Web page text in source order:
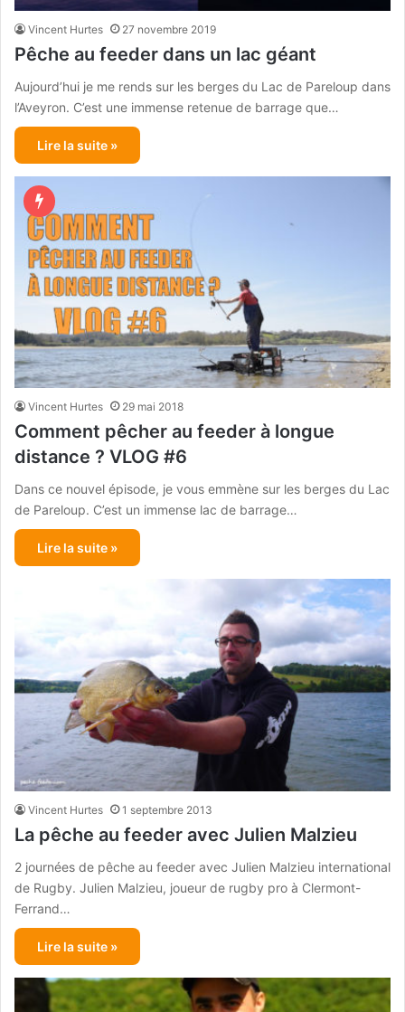
Vincent Hurtes 27 novembre 2019
Pêche au feeder dans un lac géant
Aujourd’hui je me rends sur les berges du Lac de Pareloup dans
l’Aveyron. C’est une immense retenue de barrage que…
Lire la suite »
Vincent Hurtes 29 mai 2018
Comment pêcher au feeder à longue
distance ? VLOG #6
Dans ce nouvel épisode, je vous emmène sur les berges du Lac
de Pareloup. C’est un immense lac de barrage…
Lire la suite »
Vincent Hurtes 1 septembre 2013
La pêche au feeder avec Julien Malzieu
2 journées de pêche au feeder avec Julien Malzieu international
de Rugby. Julien Malzieu, joueur de rugby pro à Clermont-
Ferrand…
Lire la suite »